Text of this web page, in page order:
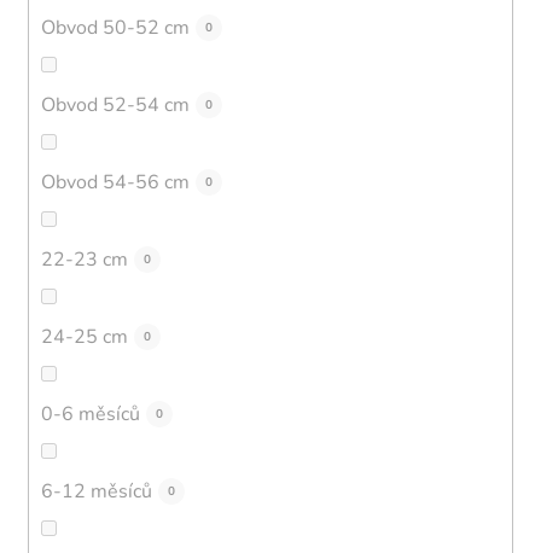
Obvod 50-52 cm 0
Obvod 52-54 cm 0
Obvod 54-56 cm 0
22-23 cm 0
24-25 cm 0
0-6 měsíců 0
6-12 měsíců 0